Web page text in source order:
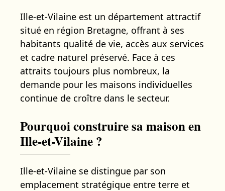
Ille-et-Vilaine est un département attractif
situé en région Bretagne, offrant à ses
habitants qualité de vie, accès aux services
et cadre naturel préservé. Face à ces
attraits toujours plus nombreux, la
demande pour les maisons individuelles
continue de croître dans le secteur.
Pourquoi construire sa maison en
Ille-et-Vilaine ?
Ille-et-Vilaine se distingue par son
emplacement stratégique entre terre et